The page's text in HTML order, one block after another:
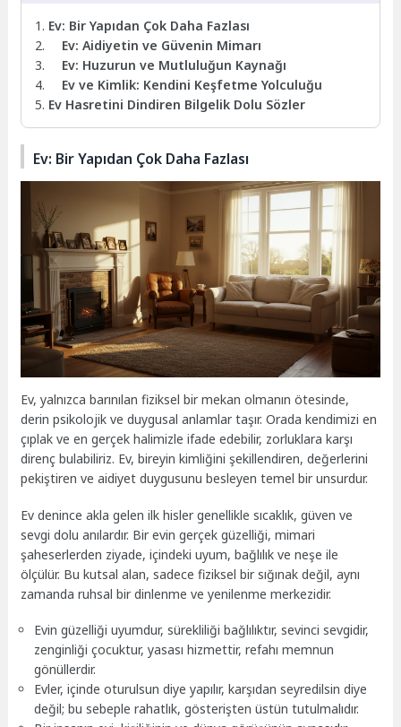
Ev: Bir Yapıdan Çok Daha Fazlası
Ev: Aidiyetin ve Güvenin Mimarı
Ev: Huzurun ve Mutluluğun Kaynağı
Ev ve Kimlik: Kendini Keşfetme Yolculuğu
Ev Hasretini Dindiren Bilgelik Dolu Sözler
Ev: Bir Yapıdan Çok Daha Fazlası
Ev, yalnızca barınılan fiziksel bir mekan olmanın ötesinde,
derin psikolojik ve duygusal anlamlar taşır. Orada kendimizi en
çıplak ve en gerçek halimizle ifade edebilir, zorluklara karşı
direnç bulabiliriz. Ev, bireyin kimliğini şekillendiren, değerlerini
pekiştiren ve aidiyet duygusunu besleyen temel bir unsurdur.
Ev denince akla gelen ilk hisler genellikle sıcaklık, güven ve
sevgi dolu anılardır. Bir evin gerçek güzelliği, mimari
şaheserlerden ziyade, içindeki uyum, bağlılık ve neşe ile
ölçülür. Bu kutsal alan, sadece fiziksel bir sığınak değil, aynı
zamanda ruhsal bir dinlenme ve yenilenme merkezidir.
Evin güzelliği uyumdur, sürekliliği bağlılıktır, sevinci sevgidir,
zenginliği çocuktur, yasası hizmettir, refahı memnun
gönüllerdir.
Evler, içinde oturulsun diye yapılır, karşıdan seyredilsin diye
değil; bu sebeple rahatlık, gösterişten üstün tutulmalıdır.